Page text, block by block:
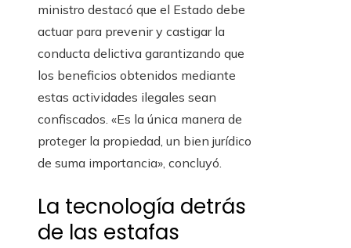
ministro destacó que el Estado debe
actuar para prevenir y castigar la
conducta delictiva garantizando que
los beneficios obtenidos mediante
estas actividades ilegales sean
confiscados. «Es la única manera de
proteger la propiedad, un bien jurídico
de suma importancia», concluyó.
La tecnología detrás
de las estafas